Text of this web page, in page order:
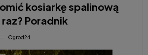
kosiarkę spalinową
Poradnik
- Ogrod24